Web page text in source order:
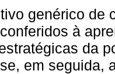
genérico de
à
da
em seguida,